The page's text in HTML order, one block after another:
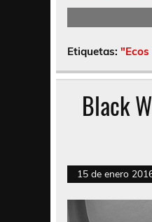
Etiquetas:
Black
15 de enero